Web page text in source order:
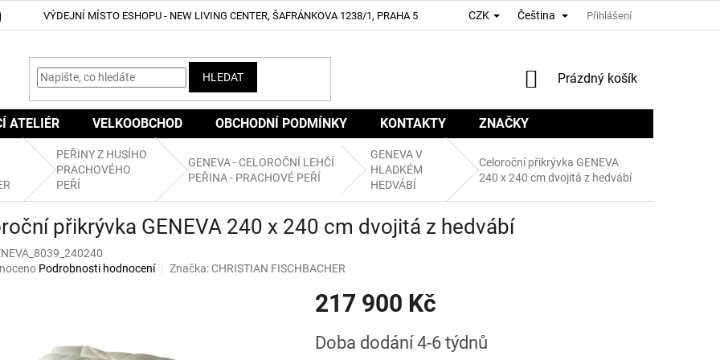
VÝDEJNÍ MÍSTO ESHOPU - NEW LIVING CENTER, ŠAFRÁNKOVA 1238/1, PRAHA 5 CZK Čeština Přihlášení
HLEDAT
NÁKUPNÍ
Prázdný košík
ATELIÉR VELKOOBCHOD OBCHODNÍ PODMÍNKY KONTAKTY ZNAČKY
PEŘINY Z HUSÍHO
PRACHOVÉHO
PEŘÍ
GENEVA - CELOROČNÍ LEHČÍ
PEŘINA - PRACHOVÉ PEŘÍ
GENEVA V
HLADKÉM
HEDVÁBÍ
Celoroční přikrývka GENEVA
240 x 240 cm dvojitá z hedvábí
přikrývka GENEVA 240 x 240 cm dvojitá z hedvábí
Podrobnosti hodnocení Značka:CHRISTIAN FISCHBACHER
217 900 Kč
cena:
Doba dodání 4-6 týdnů